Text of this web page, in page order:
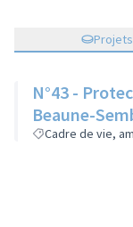
Projets
N°43 -
Beaune-
Cadre de vie,